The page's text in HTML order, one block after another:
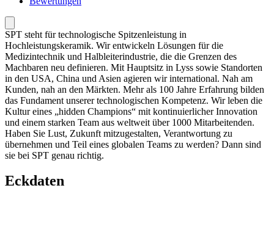
SPT steht für technologische Spitzenleistung in
Hochleistungskeramik. Wir entwickeln Lösungen für die
Medizintechnik und Halbleiterindustrie, die die Grenzen des
Machbaren neu definieren. Mit Hauptsitz in Lyss sowie Standorten
in den USA, China und Asien agieren wir international. Nah am
Kunden, nah an den Märkten. Mehr als 100 Jahre Erfahrung bilden
das Fundament unserer technologischen Kompetenz. Wir leben die
Kultur eines „hidden Champions“ mit kontinuierlicher Innovation
und einem starken Team aus weltweit über 1000 Mitarbeitenden.
Haben Sie Lust, Zukunft mitzugestalten, Verantwortung zu
übernehmen und Teil eines globalen Teams zu werden? Dann sind
sie bei SPT genau richtig.
Eckdaten